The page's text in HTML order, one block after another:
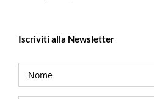
Iscriviti alla Newsletter